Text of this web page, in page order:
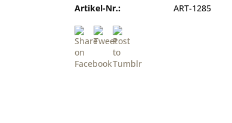
Artikel-Nr.: ART-1285